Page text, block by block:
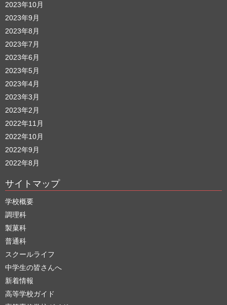
2023年10月
2023年9月
2023年8月
2023年7月
2023年6月
2023年5月
2023年4月
2023年3月
2023年2月
2022年11月
2022年10月
2022年9月
2022年8月
サイトマップ
学校概要
調理科
製菓科
普通科
スクールライフ
中学生の皆さんへ
新着情報
高等学校ガイド